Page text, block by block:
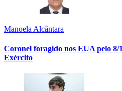
Manoela Alcântara
Coronel foragido nos EUA pelo
Exército